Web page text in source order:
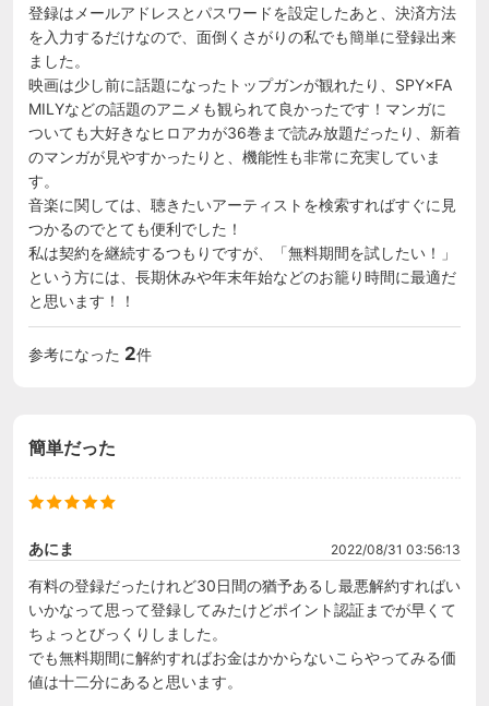
登録はメールアドレスとパスワードを設定したあと、決済方法
を入力するだけなので、面倒くさがりの私でも簡単に登録出来
ました。
映画は少し前に話題になったトップガンが観れたり、SPY×FA
MILYなどの話題のアニメも観られて良かったです！マンガに
ついても大好きなヒロアカが36巻まで読み放題だったり、新着
のマンガが見やすかったりと、機能性も非常に充実していま
す。
音楽に関しては、聴きたいアーティストを検索すればすぐに見
つかるのでとても便利でした！
私は契約を継続するつもりですが、「無料期間を試したい！」
という方には、長期休みや年末年始などのお籠り時間に最適だ
と思います！！
参考になった 2件
簡単だった
あにま 2022/08/31 03:56:13
有料の登録だったけれど30日間の猶予あるし最悪解約すればい
いかなって思って登録してみたけどポイント認証までが早くて
ちょっとびっくりしました。
でも無料期間に解約すればお金はかからないこらやってみる価
値は十二分にあると思います。